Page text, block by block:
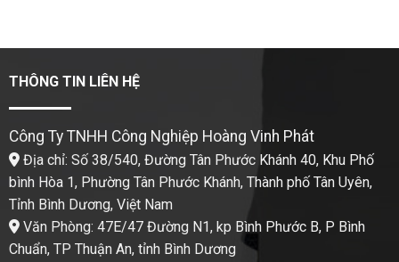
THÔNG TIN LIÊN HỆ
Công Ty TNHH Công Nghiệp Hoàng Vinh Phát
Địa chỉ: Số 38/540, Đường Tân Phước Khánh 40, Khu Phố
bình Hòa 1, Phường Tân Phước Khánh, Thành phố Tân Uyên,
Tỉnh Bình Dương, Việt Nam
Văn Phòng: 47E/47 Đường N1, kp Bình Phước B, P Bình
Chuẩn, TP Thuận An, tỉnh Bình Dương